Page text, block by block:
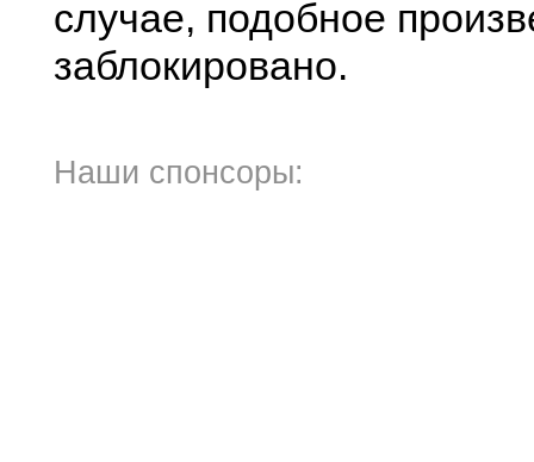
случае, подобное
заблокировано.
Наши спонсоры: